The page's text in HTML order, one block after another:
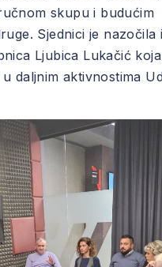
skupu i budućim
Sjednici je nazočila i
Ljubica Lukačić
daljnim aktivnostima